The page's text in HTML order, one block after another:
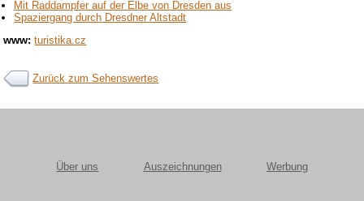
Mit Raddampfer auf der Elbe von Dresden aus
Spaziergang durch Dresdner Altstadt
www: turistika.cz
Zurück zum Sehenswertes
Über uns Auszeichnungen Werbung